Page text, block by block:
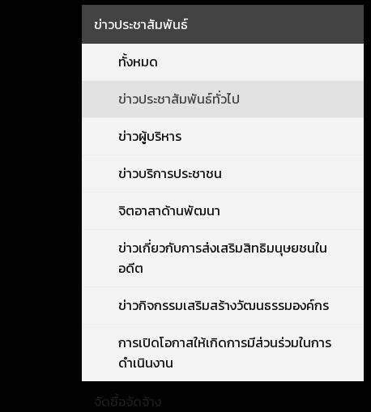
ข่าวประชาสัมพันธ์
ทั้งหมด
ข่าวประชาสัมพันธ์ทั่วไป
ข่าวผู้บริหาร
ข่าวบริการประชาชน
จิตอาสาด้านพัฒนา
ข่าวเกี่ยวกับการส่งเสริมสิทธิมนุษยชนใน
อดีต
ข่าวกิจกรรมเสริมสร้างวัฒนธรรมองค์กร
การเปิดโอกาสให้เกิดการมีส่วนร่วมในการ
ดำเนินงาน
จัดซื้อจัดจ้าง